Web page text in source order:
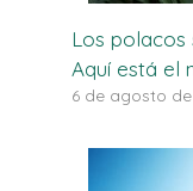
Los polacos
Aquí está el
6 de agosto